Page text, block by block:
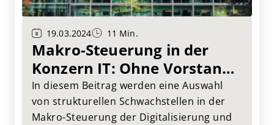
19.03.2024 11 Min.
Makro-Steuerung in der
Konzern IT: Ohne Vorstand,
Kontrollorgan und Politik
geht es nicht!
In diesem Beitrag werden eine Auswahl
von strukturellen Schwachstellen in der
Makro-Steuerung der Digitalisierung und